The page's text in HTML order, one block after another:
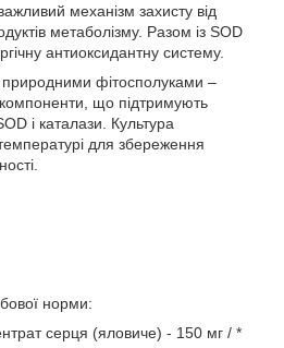
механізм захисту від
метаболізму. Разом із SOD
антиоксидантну систему.
природними фітосполуками –
компоненти, що підтримують
і каталази. Культура
для збереження
норми:
серця (яловиче) - 150 мг / *